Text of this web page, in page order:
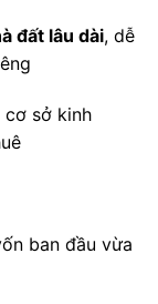
đất lâu dài, dễ
cơ sở kinh
ban đầu vừa